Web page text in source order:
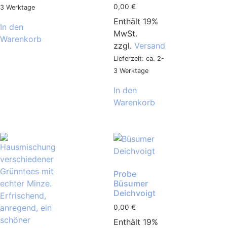
3 Werktage
In den
Warenkorb
0,00 €
Enthält 19%
MwSt.
zzgl. Versand
Lieferzeit: ca. 2-
3 Werktage
In den
Warenkorb
Probe
Büsumer
Deichvoigt
0,00 €
Enthält 19%